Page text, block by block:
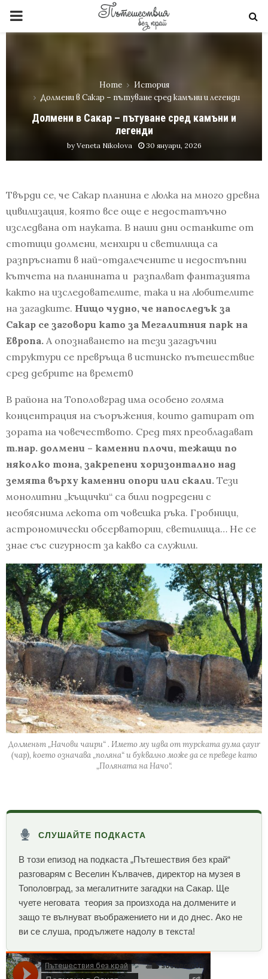
PRIMARY
Home
История
Долмени в Сакар – пътуване сред камъни и легенди
Долмени в Сакар – пътуване сред камъни и
легенди
byVeneta Nikolova 30 януари, 2026
Твърди се, че Сакар планина е люлка на много древна
цивилизация, която все още е недостатъчно
изследвана от науката. В наши дни останките от
стотици долмени, менхири и светилища са
разпръснати в най-отдалечените и недостъпни
кътчета на планината и разпалват фантазията
както на изследователите, така и на любителите
на загадките. Нищо чудно, че напоследък за
Сакар се заговори като за Мегалитния парк на
Европа. А опознаването на тези загадъчни
структури се превръща в истинско пътешествие
сред дебрите на времет0
В района на Тополовград има особено голяма
концентрация на съоръжения, които датират от
зората на човечеството. Сред тях преобладават
т.нар. долмени – каменни плочи, тежащи по
няколко тона, закрепени хоризонтално над
земята върху каменни опори или скали. Тези
монолитни „къщички“ са били подредени с
необяснима лекота от човешка ръка. Гробници,
астрономически обсерватории, светилища… Не се
знае със сигурност за какво са служили.
Долменът „Начови чаири“ . Името му идва от турската дума çayır
(чар), което означава „поляна“ и буквално може да се преведе като
„Поляната на Начо“.
СЛУШАЙТЕ ПОДКАСТА
В този епизод на подкаста „Пътешествия без край“
разговарям с Веселин Кълвачев, директор на музея в
Тополовград, за мегалитните загадки на Сакар. Ще
чуете неговата теория за произхода на долмените и
защо те вълнуват въображението ни и до днес. Ако не
ви се слуша, продължете надолу в текста!